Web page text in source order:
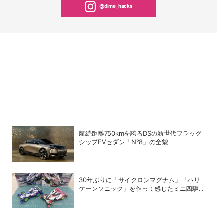
@dime_hacks
航続距離750kmを誇るDSの新世代フラッグ
シップEVセダン「N°8」の全貌
30年ぶりに「サイクロンマグナム」「ハリ
ケーンソニック」を作って感じたミニ四駆の